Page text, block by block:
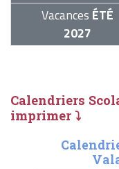
Vacances ÉTÉ
2027
Calendriers
imprimer ⤵